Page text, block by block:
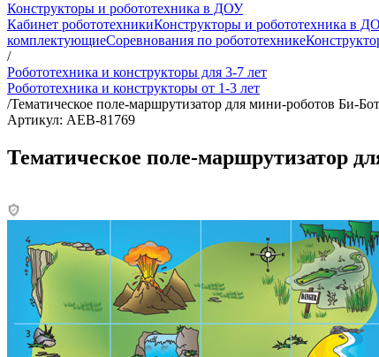
Конструкторы и робототехника в ДОУ
Кабинет робототехникиКонструкторы и робототехника в
комплектующиеСоревнования по робототехнике
/
Робототехника и конструкторы для 3-7 лет
Робототехника и конструкторы от 1-3 лет
/Тематическое поле-маршрутизатор для мини-роботов Би-
Артикул: АЕВ-81769
Тематическое поле-маршрутизатор